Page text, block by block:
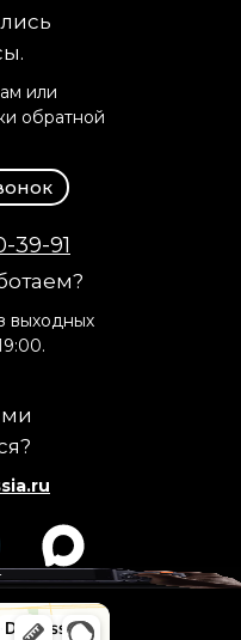
выходных
или
обратной
39-91